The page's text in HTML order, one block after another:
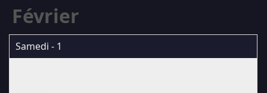
Février
Samedi - 1